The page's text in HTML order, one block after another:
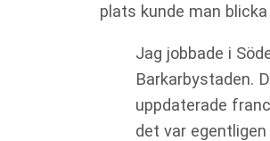
plats kunde man
Jag jobbade i
Barkarbystaden.
uppdaterade
det var